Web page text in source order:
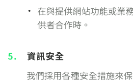
在與提供網站功能或業
供者合作時。
5.
資訊安全
我們採用各種安全措施來